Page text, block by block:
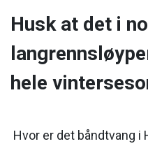
Husk at det i
hele
Hvor er det båndtvang i